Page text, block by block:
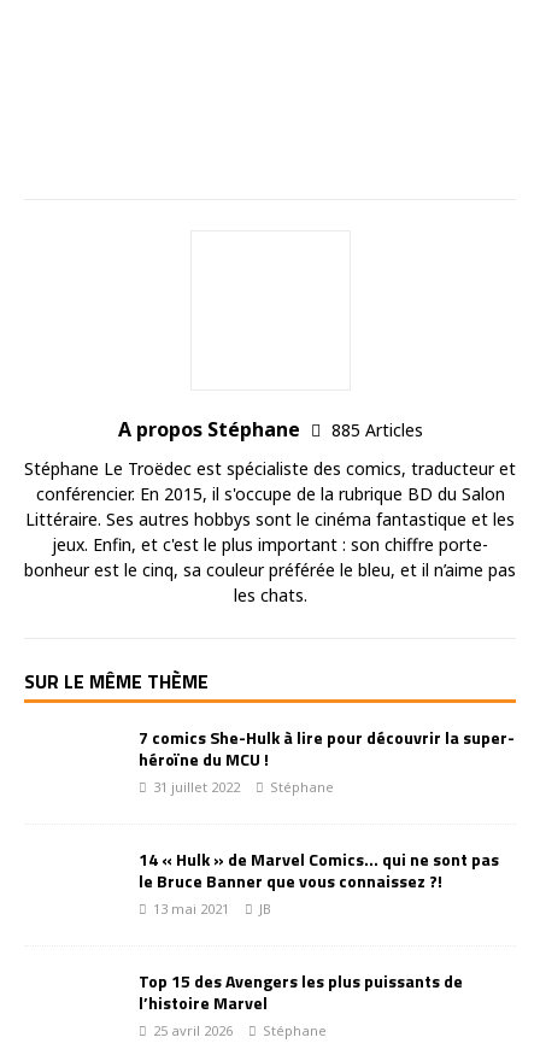
A propos Stéphane
885 Articles
Stéphane Le Troëdec est spécialiste des comics, traducteur et
conférencier. En 2015, il s'occupe de la rubrique BD du Salon
Littéraire. Ses autres hobbys sont le cinéma fantastique et les
jeux. Enfin, et c'est le plus important : son chiffre porte-
bonheur est le cinq, sa couleur préférée le bleu, et il n’aime pas
les chats.
SUR LE MÊME THÈME
7 comics She-Hulk à lire pour découvrir la super-
héroïne du MCU !
31 juillet 2022 Stéphane
14 « Hulk » de Marvel Comics… qui ne sont pas
le Bruce Banner que vous connaissez ?!
13 mai 2021 JB
Top 15 des Avengers les plus puissants de
l’histoire Marvel
25 avril 2026 Stéphane